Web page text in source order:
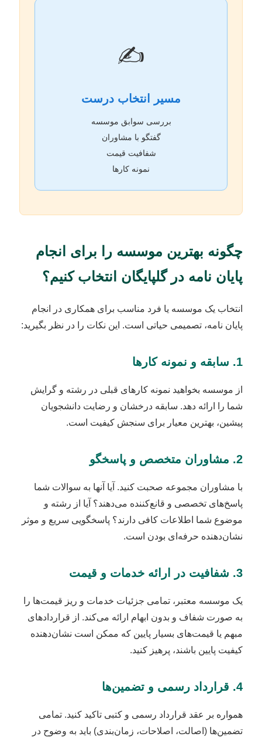
✍️
مسیر انتخاب درست
بررسی سوابق موسسه
گفتگو با مشاوران
شفافیت قیمت
نمونه کارها
چگونه بهترین موسسه را برای انجام
پایان نامه در گلپایگان انتخاب کنیم؟
انتخاب یک موسسه یا فرد مناسب برای همکاری در انجام
پایان نامه، تصمیمی حیاتی است. این نکات را در نظر بگیرید:
از موسسه بخواهید نمونه کارهای قبلی در رشته و گرایش
شما را ارائه دهد. سابقه درخشان و رضایت دانشجویان
پیشین، بهترین معیار برای سنجش کیفیت است.
با مشاوران مجموعه صحبت کنید. آیا آنها به سوالات شما
پاسخ‌های تخصصی و قانع‌کننده می‌دهند؟ آیا از رشته و
موضوع شما اطلاعات کافی دارند؟ پاسخگویی سریع و موثر
نشان‌دهنده حرفه‌ای بودن است.
یک موسسه معتبر، تمامی جزئیات خدمات و ریز قیمت‌ها را
به صورت شفاف و بدون ابهام ارائه می‌کند. از قراردادهای
مبهم یا قیمت‌های بسیار پایین که ممکن است نشان‌دهنده
کیفیت پایین باشند، پرهیز کنید.
همواره بر عقد قرارداد رسمی و کتبی تاکید کنید. تمامی
تضمین‌ها (اصالت، اصلاحات، زمان‌بندی) باید به وضوح در